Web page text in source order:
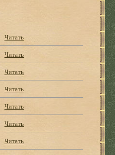
Читать
Читать
Читать
Читать
Читать
Читать
Читать